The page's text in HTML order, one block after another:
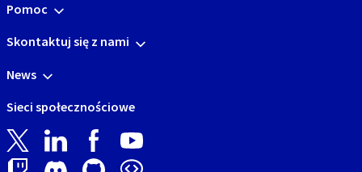
Pomoc
Skontaktuj się z nami
News
Sieci społecznościowe